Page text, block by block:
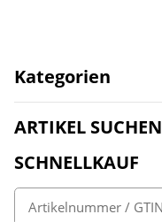
Kategorien
ARTIKEL SUCHEN
SCHNELLKAUF